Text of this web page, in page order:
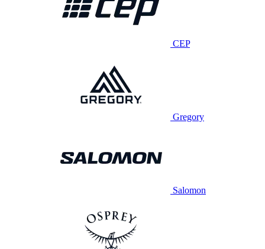
CEP
Gregory
Salomon